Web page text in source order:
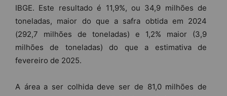
IBGE. Este resultado é 11,9%, ou 34,9 milhões de
toneladas, maior do que a safra obtida em 2024
(292,7 milhões de toneladas) e 1,2% maior (3,9
milhões de toneladas) do que a estimativa de
fevereiro de 2025.
A área a ser colhida deve ser de 81,0 milhões de